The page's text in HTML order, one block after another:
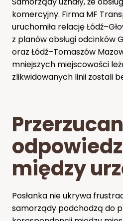
komercyjny. Firma MF
uruchomiła relację
z planów obsługi odcinków
oraz Łódź–Tomaszów
mniejszych miejscowości
zlikwidowanych linii zostali
między
Posłanka nie ukrywa
samorządy podchodzą do